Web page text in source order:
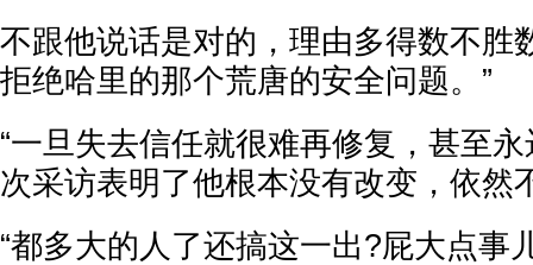
不跟他说话是对的，理由多得数不胜
拒绝哈里的那个荒唐的安全问题。”
“一旦失去信任就很难再修复，甚至
次采访表明了他根本没有改变，依然
“都多大的人了还搞这一出?屁大点事